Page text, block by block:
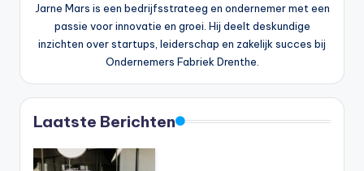
Jarne Mars is een bedrijfsstrateeg en ondernemer met een
passie voor innovatie en groei. Hij deelt deskundige
inzichten over startups, leiderschap en zakelijk succes bij
Ondernemers Fabriek Drenthe.
Laatste Berichten